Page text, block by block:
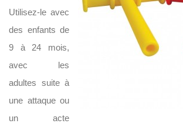
Utilisez-le avec
des enfants de
9 à 24 mois,
avec les
adultes suite à
une attaque ou
un acte